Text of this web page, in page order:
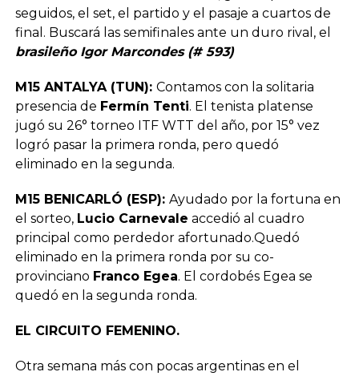
seguidos, el set, el partido y el pasaje a cuartos de
final. Buscará las semifinales ante un duro rival, el
brasileño Igor Marcondes (# 593)
M15 ANTALYA (TUN): Contamos con la solitaria
presencia de Fermín Tenti. El tenista platense
jugó su 26° torneo ITF WTT del año, por 15° vez
logró pasar la primera ronda, pero quedó
eliminado en la segunda.
M15 BENICARLÓ (ESP): Ayudado por la fortuna en
el sorteo, Lucio Carnevale accedió al cuadro
principal como perdedor afortunado.Quedó
eliminado en la primera ronda por su co-
provinciano Franco Egea. El cordobés Egea se
quedó en la segunda ronda.
EL CIRCUITO FEMENINO.
Otra semana más con pocas argentinas en el